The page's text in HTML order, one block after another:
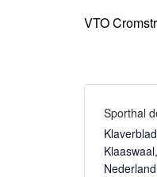
VTO
Sporthal
Klaaswaal,
Nederland